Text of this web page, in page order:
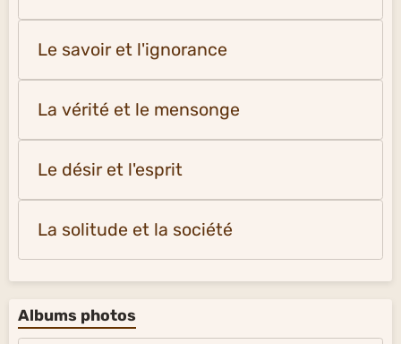
Le savoir et l'ignorance
La vérité et le mensonge
Le désir et l'esprit
La solitude et la société
Albums photos